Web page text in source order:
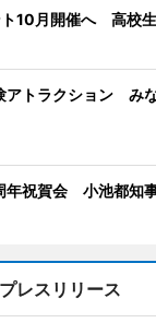
10月開催へ 高校
アトラクション み
年祝賀会 小池都知
プレスリリース